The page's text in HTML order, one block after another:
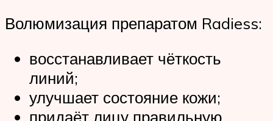
Волюмизация препаратом Radiess:
восстанавливает чёткость
линий;
улучшает состояние кожи;
придаёт лицу правильную